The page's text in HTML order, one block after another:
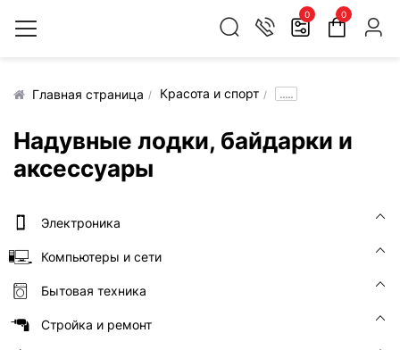
0 0
Главная страница Красота и спорт .....
Надувные лодки, байдарки и
аксессуары
Электроника
Компьютеры и сети
Бытовая техника
Стройка и ремонт